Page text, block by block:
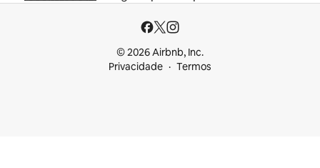
© 2026 Airbnb, Inc.
Privacidade
Termos